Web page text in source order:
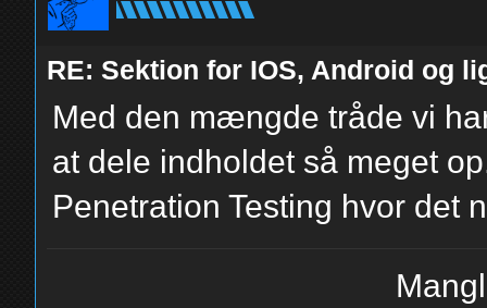
RE: Sektion for IOS, Android og
Med den mængde tråde vi
at dele indholdet så meget
Penetration Testing hvor det